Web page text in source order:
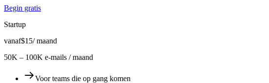
Begin gratis
Startup
vanaf$15/ maand
50K – 100K e-mails / maand
Voor teams die op gang komen